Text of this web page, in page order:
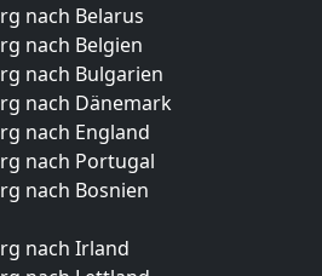
nach Belarus
nach Belgien
nach Bulgarien
nach Dänemark
nach England
nach Portugal
nach Bosnien
nach Irland